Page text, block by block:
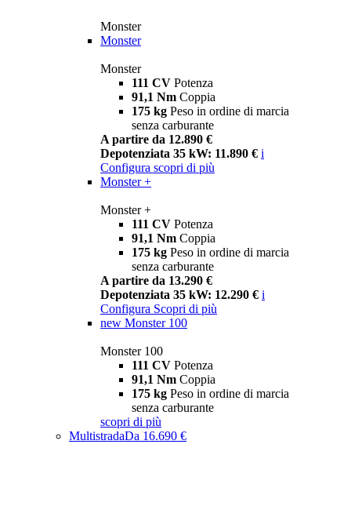
Monster
Monster
Monster
111 CV Potenza
91,1 Nm Coppia
175 kg Peso in ordine di marcia
senza carburante
A partire da 12.890 €
Depotenziata 35 kW: 11.890 € i
Configura scopri di più
Monster +
Monster +
111 CV Potenza
91,1 Nm Coppia
175 kg Peso in ordine di marcia
senza carburante
A partire da 13.290 €
Depotenziata 35 kW: 12.290 € i
Configura Scopri di più
new Monster 100
Monster 100
111 CV Potenza
91,1 Nm Coppia
175 kg Peso in ordine di marcia
senza carburante
scopri di più
MultistradaDa 16.690 €